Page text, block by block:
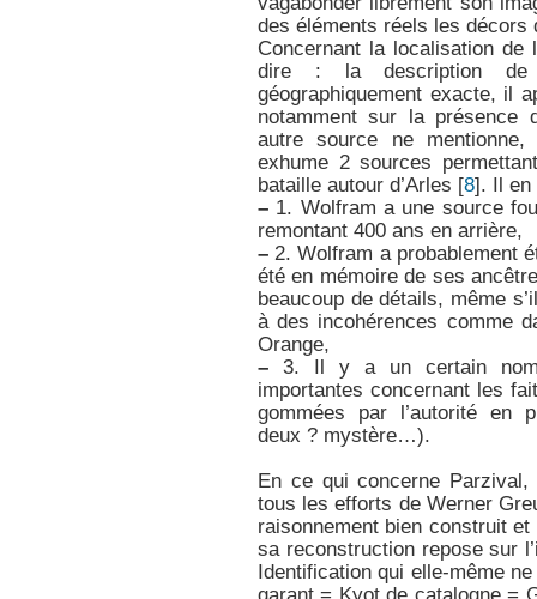
des éléments réels les décors
Concernant la localisation de
dire : la description de
géographiquement exacte, il
notamment sur la présence
autre source ne
exhume 2 sources
bataille autour d’Arles [8]. Il en
–1. Wolfram a une source
remontant 400 ans en arrière,
–2. Wolfram a probablement
été en mémoire de ses
beaucoup de détails, même
à des incohérences comme
Orange,
–3. Il y a un certain
importantes concernant les
gommées par l’autorité en
deux ? mystère…).
En ce qui concerne
tous les efforts de Werner
raisonnement bien construit et
sa reconstruction repose sur
Identification qui elle-même